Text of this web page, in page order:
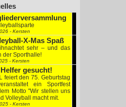
- Kersten
X-Mas Spaß
sehr – und das
der Sporthalle!
- Kersten
Helfer gesucht!
feiert den 75. Geburtstag
ein Sportfest
Motto "Wir stellen uns
Volleyball macht mit.
- Kersten